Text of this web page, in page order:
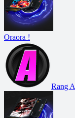
Oraora !
Rang A